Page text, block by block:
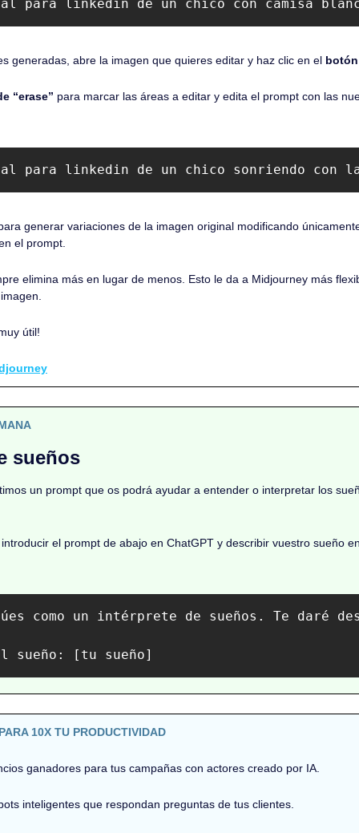
para linkedin de un chico con camisa
generadas, abre la imagen que quieres editar y haz clic en el
“erase” para marcar las áreas a editar y edita el prompt con las
para linkedin de un chico sonriendo con
generar variaciones de la imagen original modificando
el prompt.
elimina más en lugar de menos. Esto le da a Midjourney más
útil!
sueños
un prompt que os podrá ayudar a entender o interpretar los
el prompt de abajo en ChatGPT y describir vuestro sueño
como un intérprete de sueños. Te daré
sueño: [tu sueño]
10X TU PRODUCTIVIDAD
ganadores para tus campañas con actores creado por IA.
inteligentes que respondan preguntas de tus clientes.